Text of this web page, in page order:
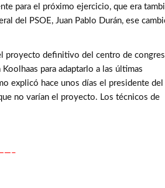
para el próximo ejercicio, que era
del PSOE, Juan Pablo Durán, ese
proyecto definitivo del centro de
para adaptarlo a las últimas
explicó hace unos días el presidente del
no varían el proyecto. Los técnicos de